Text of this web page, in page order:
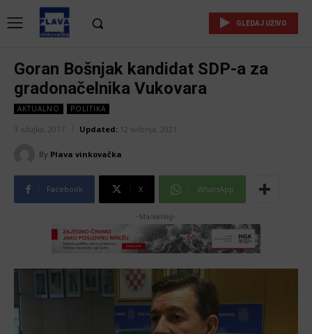
GLEDAJ UŽIVO
Goran Bošnjak kandidat SDP-a za
gradonačelnika Vukovara
AKTUALNO POLITIKA
3 ožujka, 2017 Updated: 12 svibnja, 2021
By Plava vinkovačka
Facebook X WhatsApp
-Marketing-